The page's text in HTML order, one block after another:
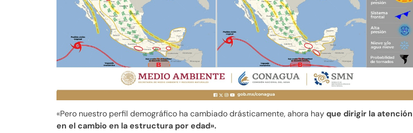
«Pero nuestro perfil demográfico ha cambiado drásticamente, ahora hayque dirigir la atención
en el cambio en la estructura por edad».